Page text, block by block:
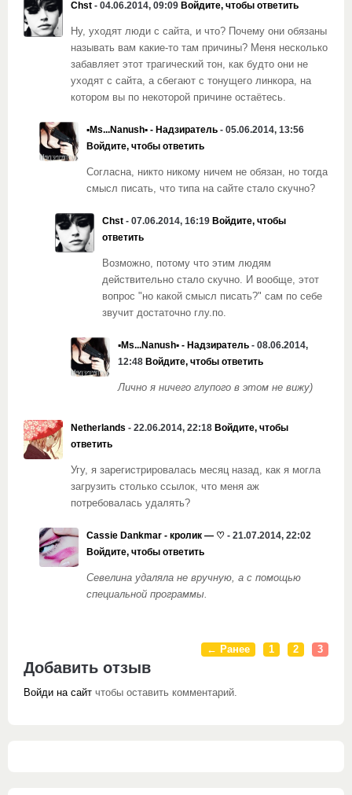
Chst - 04.06.2014, 09:09 Войдите, чтобы ответить
Ну, уходят люди с сайта, и что? Почему они обязаны
называть вам какие-то там причины? Меня несколько
забавляет этот трагический тон, как будто они не
уходят с сайта, а сбегают с тонущего линкора, на
котором вы по некоторой причине остаётесь.
▪Ms...Nanush▪ - Надзиратель - 05.06.2014, 13:56
Войдите, чтобы ответить
Согласна, никто никому ничем не обязан, но тогда
смысл писать, что типа на сайте стало скучно?
Chst - 07.06.2014, 16:19 Войдите, чтобы
ответить
Возможно, потому что этим людям
действительно стало скучно. И вообще, этот
вопрос "но какой смысл писать?" сам по себе
звучит достаточно глу.по.
▪Ms...Nanush▪ - Надзиратель - 08.06.2014,
12:48 Войдите, чтобы ответить
Лично я ничего глупого в этом не вижу)
Netherlands - 22.06.2014, 22:18 Войдите, чтобы
ответить
Угу, я зарегистрировалась месяц назад, как я могла
загрузить столько ссылок, что меня аж
потребовалась удалять?
Cassie Dankmar - кролик — ♡ - 21.07.2014, 22:02
Войдите, чтобы ответить
Севелина удаляла не вручную, а с помощью
специальной программы.
← Ранее 1 2 3
Добавить отзыв
Войди на сайт чтобы оставить комментарий.